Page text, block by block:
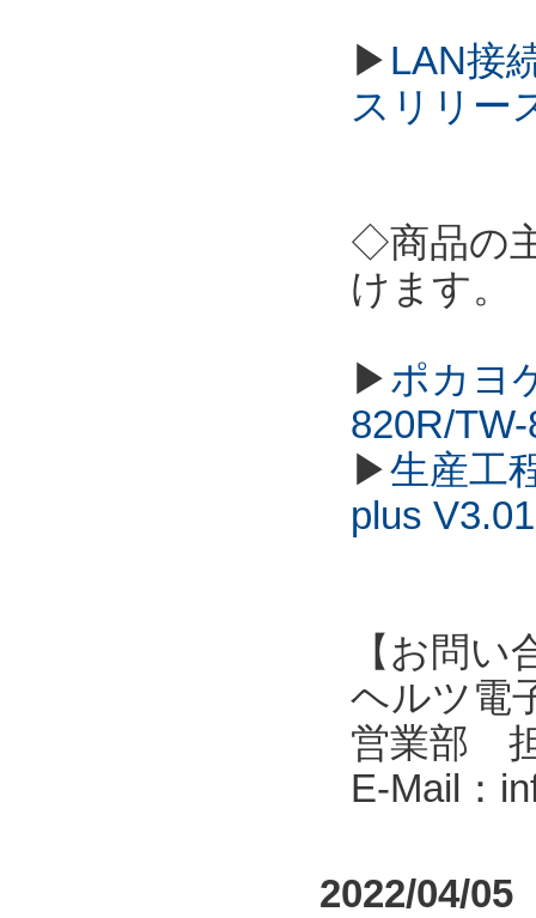
▶ LAN接
スリリー
◇商品の
けます。
▶ポカヨ
820R/
▶生産工
plus V3.01
【お問い
ヘルツ電
営業部
E-Mail：
2022/04/05